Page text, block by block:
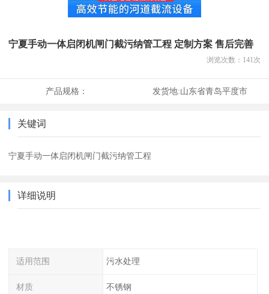
宁夏手动一体启闭机闸门截污纳管工程 定制方案 售后完善
浏览次数： 141次
产品规格： 发货地:山东省青岛平度市
关键词
宁夏手动一体启闭机闸门截污纳管工程
详细说明
适用范围 污水处理
材质 不锈钢